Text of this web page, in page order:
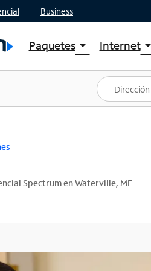
Business
Paquetesarrow_drop_down
Ver paquetes
Spectrum One
Mejores ofertas
Internetarrow_drop_down
Planes
Spectrum en Waterville, ME